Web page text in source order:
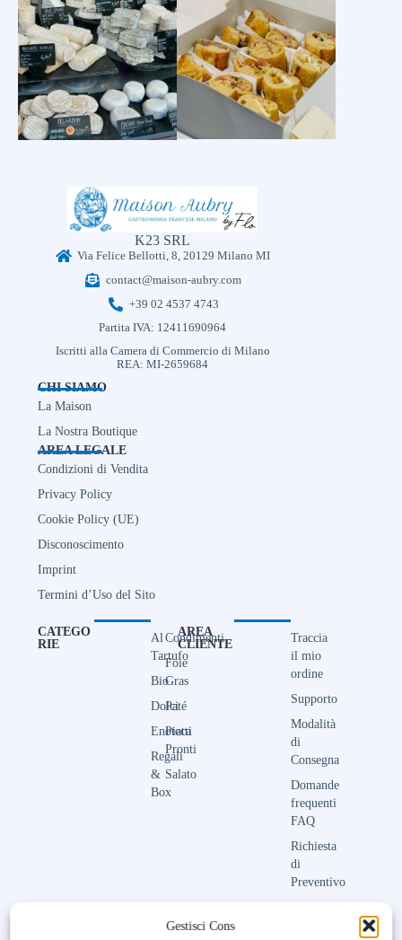
Gestisci Consenso
K23 SRL
Via Felice Bellotti, 8, 20129 Milano MI
contact@maison-aubry.com
+39 02 4537 4743
Partita IVA: 12411690964
Iscritti alla Camera di Commercio di Milano
REA: MI-2659684
CHI SIAMO
La Maison
La Nostra Boutique
AREA LEGALE
Condizioni di Vendita
Privacy Policy
Cookie Policy (UE)
Disconoscimento
Imprint
Termini d’Uso del Sito
CATEGO
RIE
Al
Tartufo
Bio
Dolci
Enoteca
Regali
&
Box
Condimenti
Foie
Gras
Paté
Piatti
Pronti
Salato
AREA
CLIENTE
Traccia
il mio
ordine
Supporto
Modalità
di
Consegna
Domande
frequenti
FAQ
Richiesta
di
Preventivo